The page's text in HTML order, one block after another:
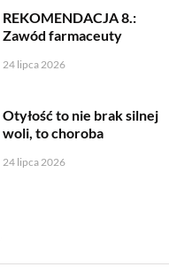
REKOMENDACJA 8.:
Zawód farmaceuty
24 lipca 2026
Otyłość to nie brak silnej
woli, to choroba
24 lipca 2026